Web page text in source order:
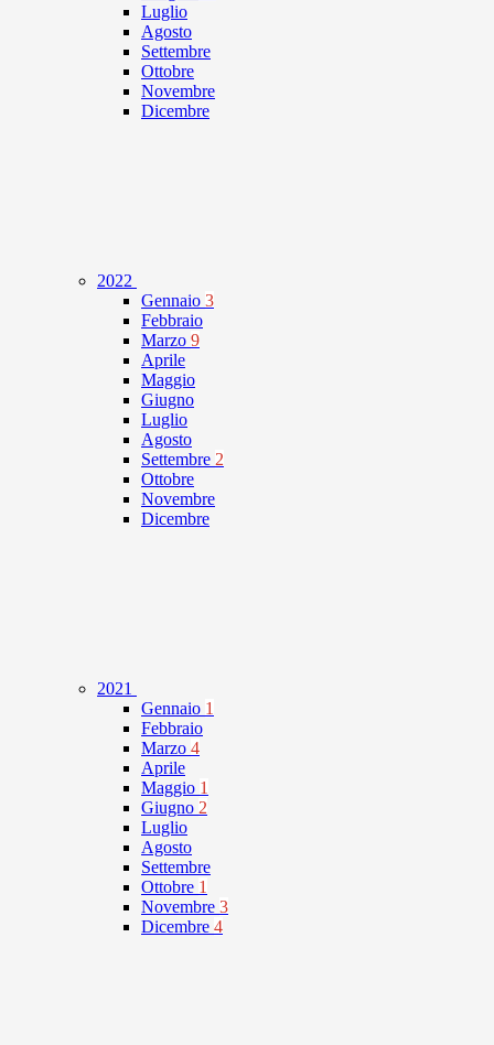
Luglio
Agosto
Settembre
Ottobre
Novembre
Dicembre
2022
Gennaio 3
Febbraio
Marzo 9
Aprile
Maggio
Giugno
Luglio
Agosto
Settembre 2
Ottobre
Novembre
Dicembre
2021
Gennaio 1
Febbraio
Marzo 4
Aprile
Maggio 1
Giugno 2
Luglio
Agosto
Settembre
Ottobre 1
Novembre 3
Dicembre 4